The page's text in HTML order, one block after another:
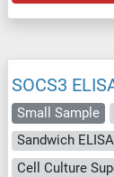
SOCS3
Small Sample
Sandwich ELISA